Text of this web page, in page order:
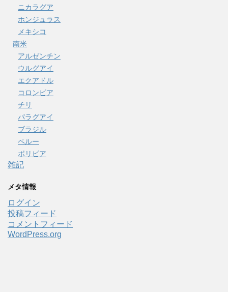
ニカラグア
ホンジュラス
メキシコ
南米
アルゼンチン
ウルグアイ
エクアドル
コロンビア
チリ
パラグアイ
ブラジル
ペルー
ボリビア
雑記
メタ情報
ログイン
投稿フィード
コメントフィード
WordPress.org